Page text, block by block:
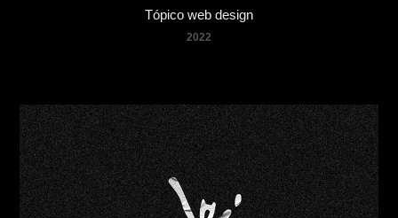
Tópico web design
2022